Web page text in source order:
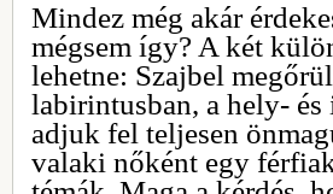
Mindez még akár
mégsem így? A két
lehetne: Szajbel
labirintusban, a hely-
adjuk fel teljesen
valaki nőként egy